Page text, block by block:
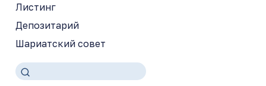
Листинг
Депозитарий
Шариатский совет